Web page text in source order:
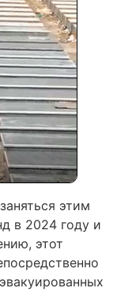
этим
в 2024 году и
этот